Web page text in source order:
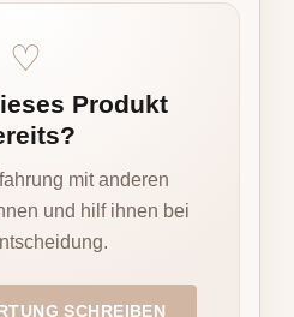
♡
Produkt
mit anderen
und hilf ihnen bei
SCHREIBEN